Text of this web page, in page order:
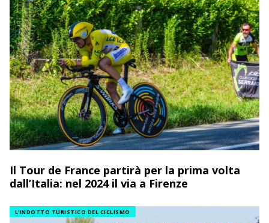
Il Tour de France partirà per la prima volta
dall’Italia: nel 2024 il via a Firenze
L'INDOTTO TURISTICO DEL CICLISMO